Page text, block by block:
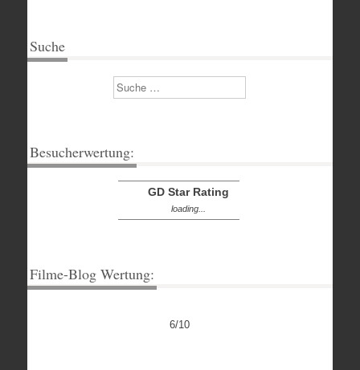
Suche
Suchen
Besucherwertung:
GD Star Rating
loading...
Filme-Blog Wertung:
6/10